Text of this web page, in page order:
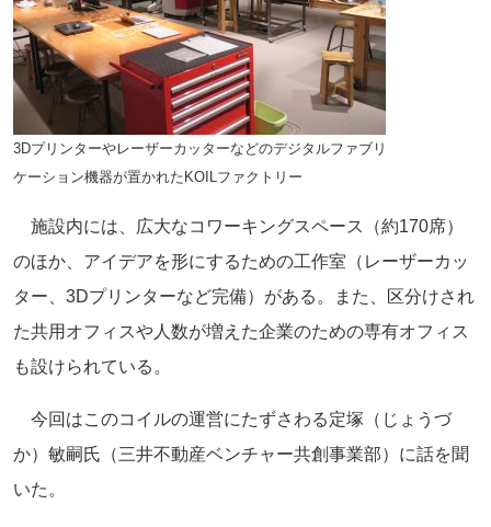
3Dプリンターやレーザーカッターなどのデジタルファブリ
ケーション機器が置かれたKOILファクトリー
施設内には、広大なコワーキングスペース（約170席）
のほか、アイデアを形にするための工作室（レーザーカッ
ター、3Dプリンターなど完備）がある。また、区分けされ
た共用オフィスや人数が増えた企業のための専有オフィス
も設けられている。
今回はこのコイルの運営にたずさわる定塚（じょうづ
か）敏嗣氏（三井不動産ベンチャー共創事業部）に話を聞
いた。